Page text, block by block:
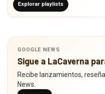
Explorar playlists
GOOGLE NEWS
Sigue a LaCaverna
Recibe lanzamientos,
News.